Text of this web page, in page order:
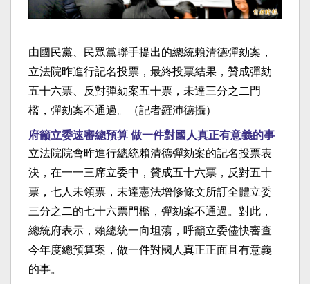
由國民黨、民眾黨聯手提出的總統賴清德彈劾案，
立法院昨進行記名投票，最終投票結果，贊成彈劾
五十六票、反對彈劾案五十票，未達三分之二門
檻，彈劾案不通過。（記者羅沛德攝）
府籲立委速審總預算 做一件對國人真正有意義的事
立法院院會昨進行總統賴清德彈劾案的記名投票表
決，在一一三席立委中，贊成五十六票，反對五十
票，七人未領票，未達憲法增修條文所訂全體立委
三分之二的七十六票門檻，彈劾案不通過。對此，
總統府表示，賴總統一向坦蕩，呼籲立委儘快審查
今年度總預算案，做一件對國人真正正面且有意義
的事。